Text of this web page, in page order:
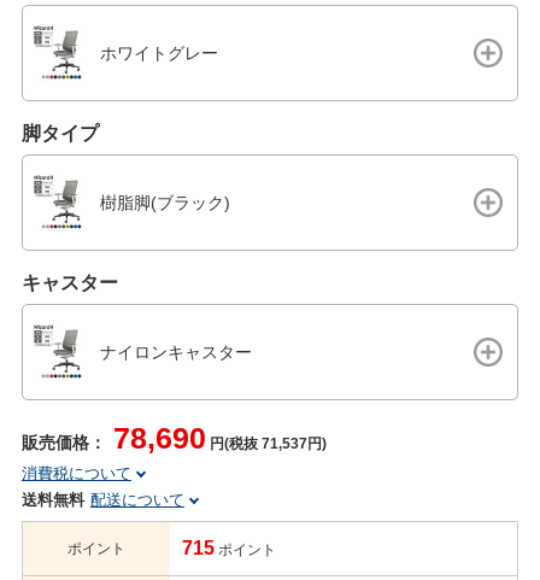
ホワイトグレー
脚タイプ
樹脂脚(ブラック)
キャスター
ナイロンキャスター
販売価格： 78,690 円(税抜 71,537円)
消費税について
送料無料 配送について
ポイント 715 ポイント